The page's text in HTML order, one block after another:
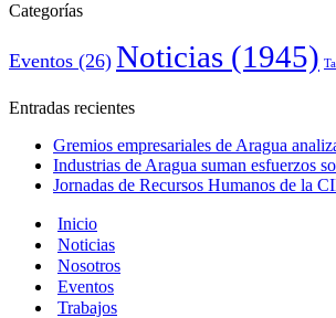
Categorías
Eventos (26) Noticias (1945)
Entradas recientes
Gremios empresariales de Aragua
Industrias de Aragua suman esfuerzos
Jornadas de Recursos Humanos de la
Inicio
Noticias
Nosotros
Eventos
Trabajos